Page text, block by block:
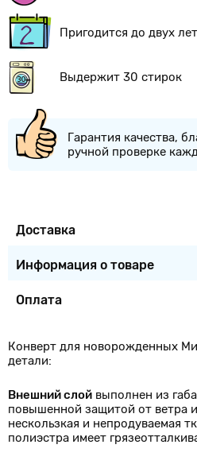
Пригодится до двух лет
Выдержит 30 стирок
Гарантия качества,
ручной проверке
Доставка
Информация о товаре
Оплата
Конверт для новорожденных
детали:
Внешний слой выполнен из
повышенной защитой от ветра
нескользкая и непродуваемая
полиэстра имеет